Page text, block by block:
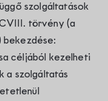
szolgáltatások
törvény (a
bekezdése:
céljából kezelheti
a szolgáltatás